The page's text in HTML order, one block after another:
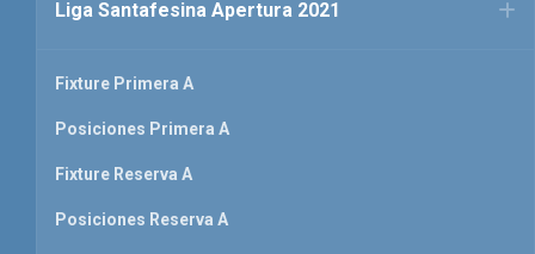
Liga Santafesina Apertura 2021
Fixture Primera A
Posiciones Primera A
Fixture Reserva A
Posiciones Reserva A